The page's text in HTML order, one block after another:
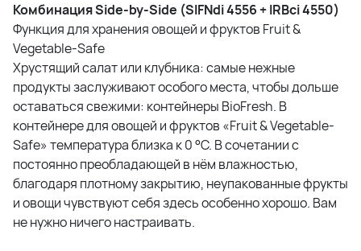
Комбинация Side-by-Side (SIFNdi 4556 + IRBci 4550)
Функция для хранения овощей и фруктов Fruit &
Vegetable-Safe
Хрустящий салат или клубника: самые нежные
продукты заслуживают особого места, чтобы дольше
оставаться свежими: контейнеры BioFresh. В
контейнере для овощей и фруктов «Fruit & Vegetable-
Safe» температура близка к 0 °C. В сочетании с
постоянно преобладающей в нём влажностью,
благодаря плотному закрытию, неупакованные фрукты
и овощи чувствуют себя здесь особенно хорошо. Вам
не нужно ничего настраивать.